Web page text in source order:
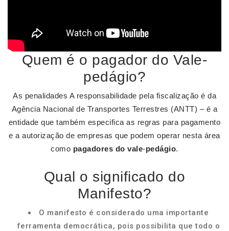
Quem é o pagador do Vale-
pedágio?
As penalidades A responsabilidade pela fiscalização é da
Agência Nacional de Transportes Terrestres (ANTT) – é a
entidade que também especifica as regras para pagamento
e a autorização de empresas que podem operar nesta área
como pagadores do vale-pedágio.
Qual o significado do
Manifesto?
O manifesto é considerado uma importante
ferramenta democrática, pois possibilita que todo o